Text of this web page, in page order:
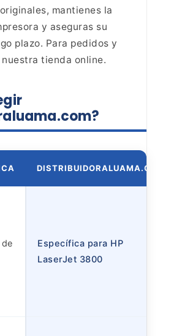
mantienes la
y aseguras su
plazo. Para pedidos y
nuestra tienda online.
DISTRIBUIDORALUAMA.COM
Específica para HP
LaserJet 3800